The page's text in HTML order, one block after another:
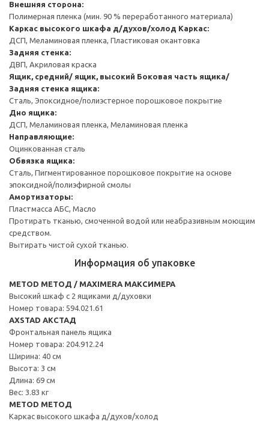
Внешняя сторона:
Полимерная пленка (мин. 90 % переработанного материала)
Каркас высокого шкафа д/духов/холод Каркас:
ДСП, Меламиновая пленка, Пластиковая окантовка
Задняя стенка:
ДВП, Акриловая краска
Ящик, средний/ ящик, высокий Боковая часть ящика/
Задняя стенка ящика:
Сталь, Эпоксидное/полиэстерное порошковое покрытие
Дно ящика:
ДСП, Меламиновая пленка, Меламиновая пленка
Направляющие:
Оцинкованная сталь
Обвязка ящика:
Сталь, Пигментированное порошковое покрытие на основе
эпоксидной/полиэфирной смолы
Амортизаторы:
Пластмасса АБС, Масло
Протирать тканью, смоченной водой или неабразивным моющим
средством.
Вытирать чистой сухой тканью.
Информация об упаковке
METOD МЕТОД / MAXIMERA МАКСИМЕРА
Высокий шкаф с 2 ящиками д/духовки
Номер товара: 594.021.61
AXSTAD АКСТАД
Фронтальная панель ящика
Номер товара: 204.912.24
Ширина: 40 см
Высота: 3 см
Длина: 69 см
Вес: 3.83 кг
METOD МЕТОД
Каркас высокого шкафа д/духов/холод